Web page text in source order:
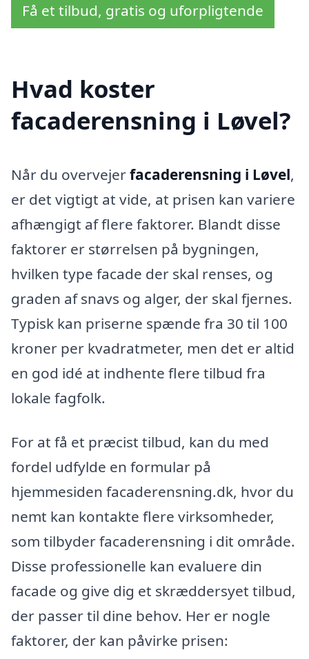
Få et tilbud, gratis og uforpligtende
Hvad koster
facaderensning i Løvel?
Når du overvejerfacaderensning i Løvel,
er det vigtigt at vide, at prisen kan variere
afhængigt af flere faktorer. Blandt disse
faktorer er størrelsen på bygningen,
hvilken type facade der skal renses, og
graden af snavs og alger, der skal fjernes.
Typisk kan priserne spænde fra 30 til 100
kroner per kvadratmeter, men det er altid
en god idé at indhente flere tilbud fra
lokale fagfolk.
For at få et præcist tilbud, kan du med
fordel udfylde en formular på
hjemmesiden facaderensning.dk, hvor du
nemt kan kontakte flere virksomheder,
som tilbyder facaderensning i dit område.
Disse professionelle kan evaluere din
facade og give dig et skræddersyet tilbud,
der passer til dine behov. Her er nogle
faktorer, der kan påvirke prisen: